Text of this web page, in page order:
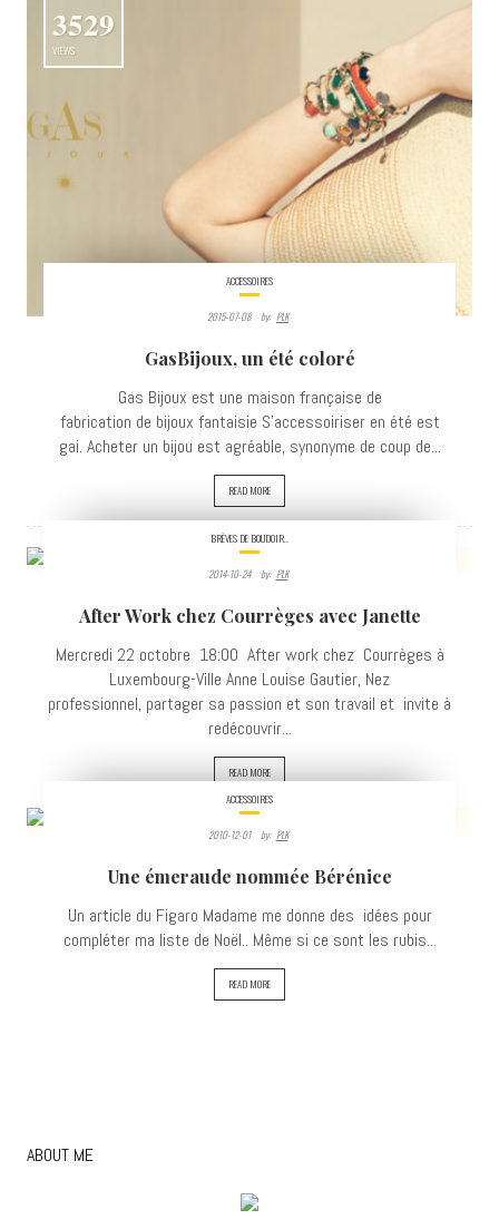
3529
VIEWS
ACCESSOIRES
2015-07-08 By: PLK
GasBijoux, un été coloré
Gas Bijoux est une maison française de
fabrication de bijoux fantaisie S'accessoiriser en été est
gai. Acheter un bijou est agréable, synonyme de coup de...
READ MORE
BRÈVES DE BOUDOIR..
2014-10-24 By: PLK
After Work chez Courrèges avec Janette
Mercredi 22 octobre 18:00 After work chez Courrèges à
Luxembourg-Ville Anne Louise Gautier, Nez
professionnel, partager sa passion et son travail et invite à
redécouvrir...
READ MORE
ACCESSOIRES
2010-12-01 By: PLK
Une émeraude nommée Bérénice
Un article du Figaro Madame me donne des idées pour
compléter ma liste de Noël.. Même si ce sont les rubis...
READ MORE
ABOUT ME